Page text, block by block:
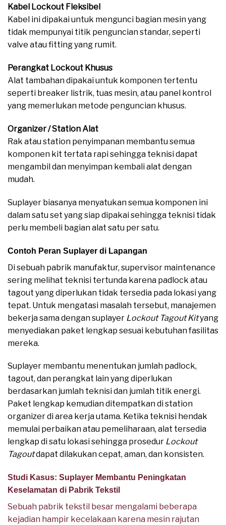
Kabel Lockout Fleksibel
Kabel ini dipakai untuk mengunci bagian mesin yang
tidak mempunyai titik penguncian standar, seperti
valve atau fitting yang rumit.
Perangkat Lockout Khusus
Alat tambahan dipakai untuk komponen tertentu
seperti breaker listrik, tuas mesin, atau panel kontrol
yang memerlukan metode penguncian khusus.
Organizer / Station Alat
Rak atau station penyimpanan membantu semua
komponen kit tertata rapi sehingga teknisi dapat
mengambil dan menyimpan kembali alat dengan
mudah.
Suplayer biasanya menyatukan semua komponen ini
dalam satu set yang siap dipakai sehingga teknisi tidak
perlu membeli bagian alat satu per satu.
Contoh Peran Suplayer di Lapangan
Di sebuah pabrik manufaktur, supervisor maintenance
sering melihat teknisi tertunda karena padlock atau
tagout yang diperlukan tidak tersedia pada lokasi yang
tepat. Untuk mengatasi masalah tersebut, manajemen
bekerja sama dengan suplayer Lockout Tagout Kityang
menyediakan paket lengkap sesuai kebutuhan fasilitas
mereka.
Suplayer membantu menentukan jumlah padlock,
tagout, dan perangkat lain yang diperlukan
berdasarkan jumlah teknisi dan jumlah titik energi.
Paket lengkap kemudian ditempatkan di station
organizer di area kerja utama. Ketika teknisi hendak
memulai perbaikan atau pemeliharaan, alat tersedia
lengkap di satu lokasi sehingga prosedur Lockout
Tagoutdapat dilakukan cepat, aman, dan konsisten.
Studi Kasus: Suplayer Membantu Peningkatan
Keselamatan di Pabrik Tekstil
Sebuah pabrik tekstil besar mengalami beberapa
kejadian hampir kecelakaan karena mesin rajutan